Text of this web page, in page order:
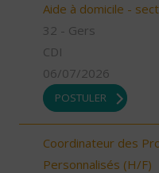
Aide à domicile -
32 - Gers
CDI
06/07/2026
POSTULER
Coordinateur des
Personnalisés (H/F)